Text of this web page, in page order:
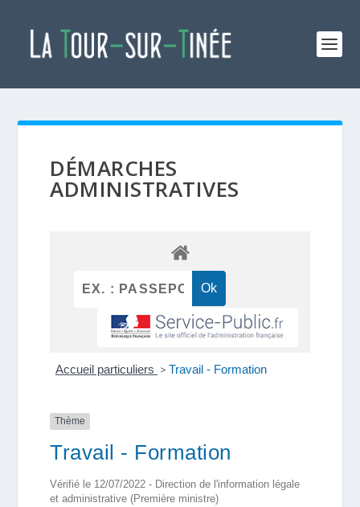
DÉMARCHES
ADMINISTRATIVES
Accueil particuliers > Travail - Formation
Thème
Travail - Formation
Vérifié le 12/07/2022 - Direction de l'information légale
et administrative (Première ministre)